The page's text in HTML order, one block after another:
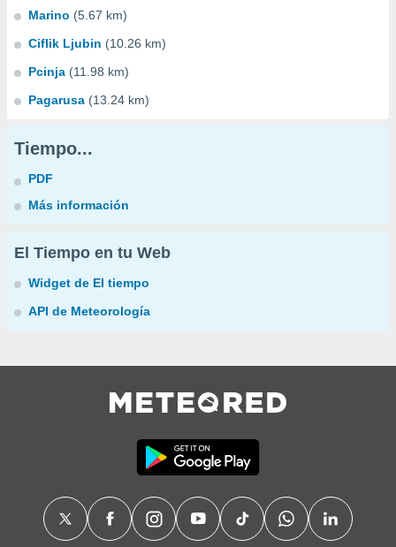
Marino (5.67 km)
Ciflik Ljubin (10.26 km)
Pcinja (11.98 km)
Pagarusa (13.24 km)
Tiempo...
PDF
Más información
El Tiempo en tu Web
Widget de El tiempo
API de Meteorología